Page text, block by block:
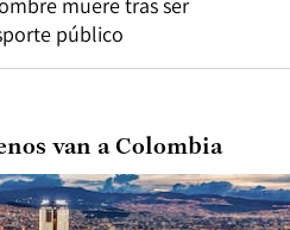
muere tras ser
público
van a Colombia